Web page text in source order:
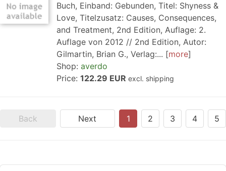
Buch, Einband: Gebunden, Titel: Shyness &
Love, Titelzusatz: Causes, Consequences,
and Treatment, 2nd Edition, Auflage: 2.
Auflage von 2012 // 2nd Edition, Autor:
Gilmartin, Brian G., Verlag:...
more
Shop: averdo
Price: 122.29 EUR excl. shipping
Back Next 1 2 3 4 5